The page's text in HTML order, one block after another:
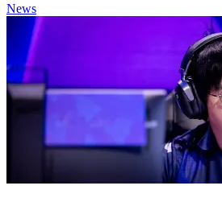
News